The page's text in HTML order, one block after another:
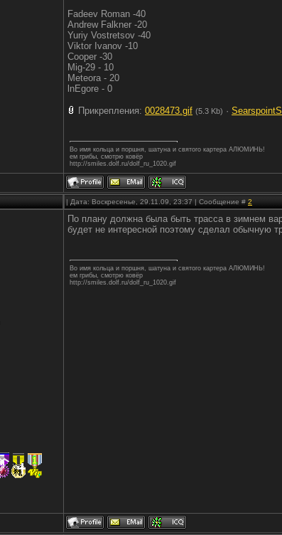
Fadeev Roman -40
Andrew Falkner -20
Yuriy Vostretsov -40
Viktor Ivanov -10
Cooper -30
Mig-29 - 10
Meteora - 20
lnEgore - 0
Прикрепления: 0028473.gif (5.3 Kb) ·
Во имя кольца и поршня, шатуна и святого картера АЛЮМИНЬ!
ем грибы, смотрю ковёр
http://smiles.dolf.ru/dolf_ru_1020.gif
| Дата: Воскресенье, 29.11.09, 23:37 | Сообщение # 2
По плану должна была быть трасса в зимнем
будет не интересной поэтому сделал обычную
Во имя кольца и поршня, шатуна и святого картера АЛЮМИНЬ!
ем грибы, смотрю ковёр
http://smiles.dolf.ru/dolf_ru_1020.gif